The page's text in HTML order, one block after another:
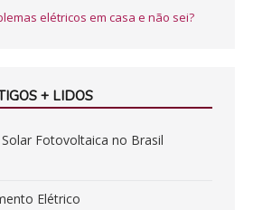
elétricos em casa e não sei?
+ LIDOS
Fotovoltaica no Brasil
Elétrico